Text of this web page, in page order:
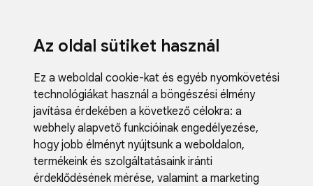
Az oldal sütiket használ
Ez a weboldal cookie-kat és egyéb nyomkövetési
technológiákat használ a böngészési élmény
javítása érdekében a következő célokra: a
webhely alapvető funkcióinak engedélyezése,
hogy jobb élményt nyújtsunk a weboldalon,
termékeink és szolgáltatásaink iránti
érdeklődésének mérése, valamint a marketing